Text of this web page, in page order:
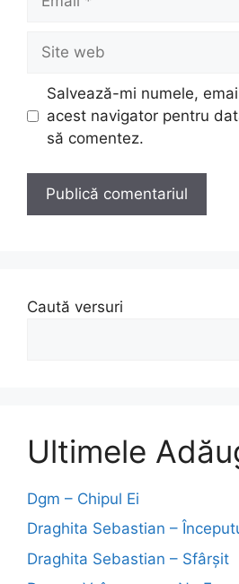
Site
web
Salvează-mi numele,
acest navigator pentru
să comentez.
Caută versuri
Ultimele
Dgm – Chipul Ei
Draghita Sebastian –
Draghita Sebastian – Sfârșit